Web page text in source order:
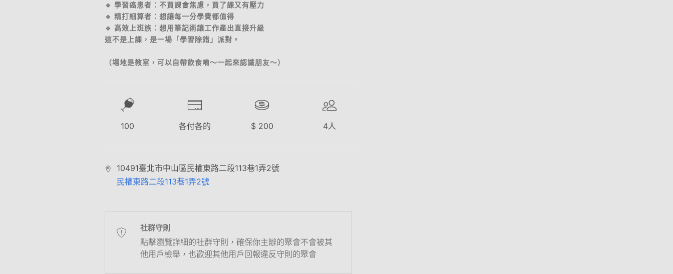
🔹 學習癌患者：不買課會焦慮，買了課又有壓力
🔹 精打細算者：想讓每一分學費都值得
🔹 高效上班族：想用筆記術讓工作產出直接升級
這不是上課，是一場「學習除錯」派對。
（場地是教室，可以自帶飲食唷～一起來認識朋友～）
100 各付各的 $ 200 4人
10491臺北市中山區民權東路二段113巷1弄2號
民權東路二段113巷1弄2號
社群守則
點擊瀏覽詳細的社群守則，確保你主辦的聚會不會被其
他用戶檢舉，也歡迎其他用戶回報違反守則的聚會